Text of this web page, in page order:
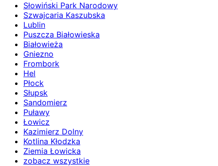
Słowiński Park Narodowy
Szwajcaria Kaszubska
Lublin
Puszcza Białowieska
Białowieża
Gniezno
Frombork
Hel
Płock
Słupsk
Sandomierz
Puławy
Łowicz
Kazimierz Dolny
Kotlina Kłodzka
Ziemia Łowicka
zobacz wszystkie